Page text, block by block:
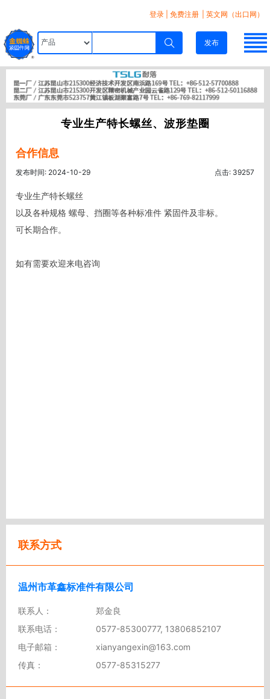
登录 免费注册 | 英文网（出口网）
发布
专业生产特长螺丝、波形垫圈
合作信息
发布时间: 2024-10-29 点击: 39257
专业生产特长螺丝
以及各种规格 螺母、挡圈等各种标准件 紧固件及非标。
可长期合作。
如有需要欢迎来电咨询
联系方式
温州市革鑫标准件有限公司
联系人：
郑金良
联系电话：
0577-85300777, 13806852107
电子邮箱：
xianyangexin@163.com
传真：
0577-85315277